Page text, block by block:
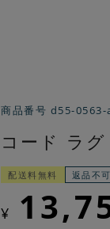
商品番号 d55-0563-
コード ラ
配送料無料 返品不可
¥